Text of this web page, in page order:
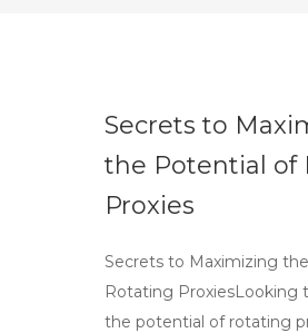
Secrets to
the Potential of
Proxies
Secrets to Maximizing
Rotating ProxiesLooking
the potential of rotating